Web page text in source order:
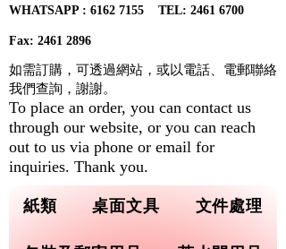
WHATSAPP : 6162 7155​ TEL: 2461 6700
Fax: 2461 2896
紙類 桌面文具 文件處理
如需訂購，可透過網站，或以電話、電郵聯絡
我們查詢， 謝謝。
To place an order, you can contact us
through our website, or you can reach
out to us via phone or email for
inquiries. Thank you.